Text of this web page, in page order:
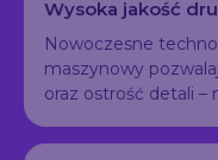
Wysoka jakość
Nowoczesne
maszynowy
oraz ostrość detali –